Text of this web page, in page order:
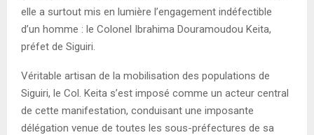
elle a surtout mis en lumière l’engagement indéfectible
d’un homme : le Colonel Ibrahima Douramoudou Keita,
préfet de Siguiri.
Véritable artisan de la mobilisation des populations de
Siguiri, le Col. Keita s’est imposé comme un acteur central
de cette manifestation, conduisant une imposante
délégation venue de toutes les sous-préfectures de sa